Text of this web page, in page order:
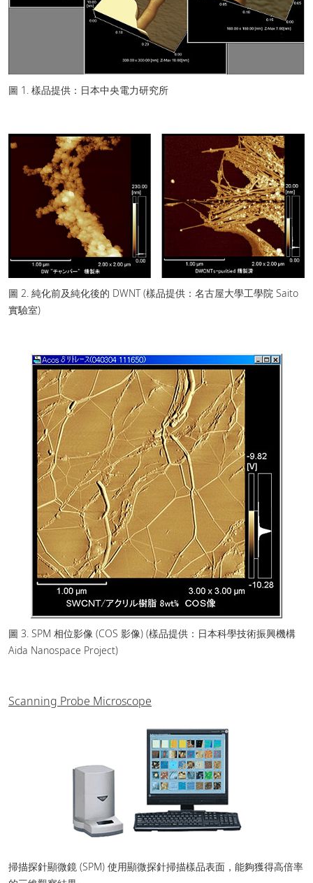
圖 1. 樣品提供：日本中央電力研究所
圖 2. 純化前及純化後的 DWNT (樣品提供：名古屋大學工學院 Saito
實驗室)
圖 3. SPM 相位影像 (COS 影像) (樣品提供：日本科學技術振興機構
Aida Nanospace Project)
Scanning Probe Microscope
掃描探針顯微鏡 (SPM) 使用顯微探針掃描樣品表面，能夠獲得高倍率